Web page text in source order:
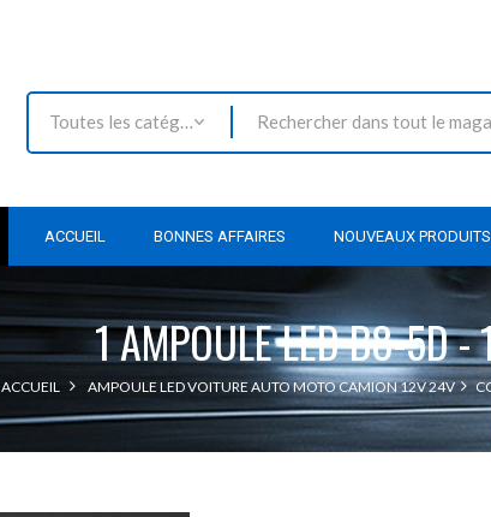
Toutes les catégories
ACCUEIL BONNES AFFAIRES NOUVEAUX PRODUITS
1 AMPOULE LED B8-5D -
ACCUEIL AMPOULE LED VOITURE AUTO MOTO CAMION 12V 24V